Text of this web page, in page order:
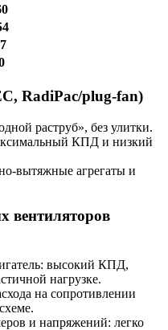
RadiPac/plug-fan)
раструб», без улитки.
КПД и низкий
вытяжные агрегаты и
вентиляторов
высокий КПД,
нагрузке.
на сопротивлении
и напряжений: легко